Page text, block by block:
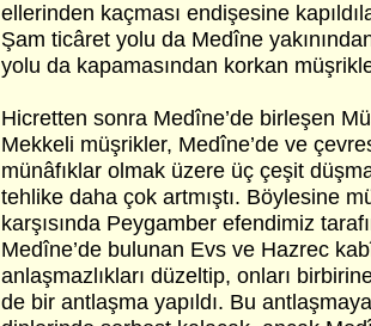
ellerinden kaçması endişesine
Şam ticâret yolu da Medîne
yolu da kapamasından korkan
Hicretten sonra Medîne’de birleşen
Mekkeli müşrikler, Medîne’de ve
münâfıklar olmak üzere üç çeşit
tehlike daha çok artmıştı. Böylesine
karşısında Peygamber efendimiz
Medîne’de bulunan Evs ve Hazrec
anlaşmazlıkları düzeltip, onları
de bir antlaşma yapıldı. Bu